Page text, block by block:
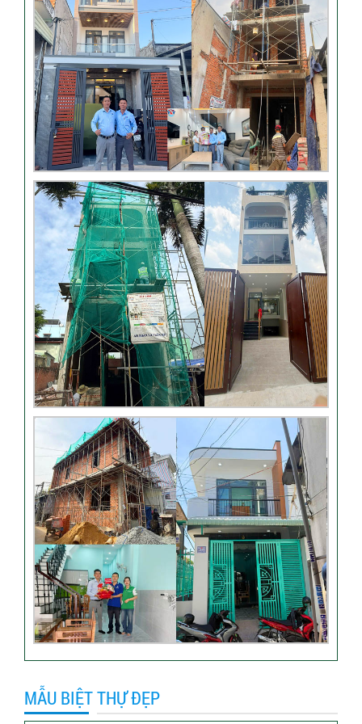
Đánh giá khách hàng xây
nhà tại Thủ Đức
Thi công móng nhà có sàn
vượt nhịp tại Hóc Môn
Đánh giá của khách hàng
xây nhà 3 tầng tại Thủ Đức
Video đánh giá của khách
hàng anh Hào Quận Gò Vấp-
Xây nhà trọn gói
VIDEO đánh giá của khách
hàng xây nhà trọn gói tại TP
Thủ Đức
Video sửa nhà trọn gói tại
MẪU BIỆT THỰ ĐẸP